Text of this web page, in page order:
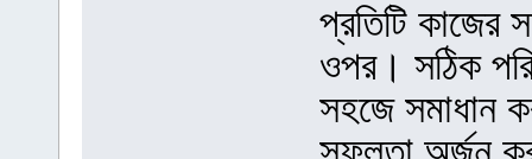
প্রতিটি কাজের
ওপর। সঠিক
সহজে সমাধান